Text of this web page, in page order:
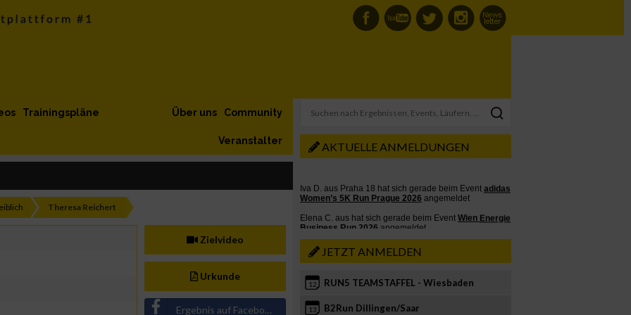
Trainingspläne Community
Über uns
Veranstalter
Theresa Reichert
Zielvideo
Urkunde
Ergebnis auf Facebook teilen
AKTUELLE ANMELDUNGEN
JETZT ANMELDEN
12 RUN5 TEAMSTAFFEL - Wiesbaden
13 B2Run Dillingen/Saar